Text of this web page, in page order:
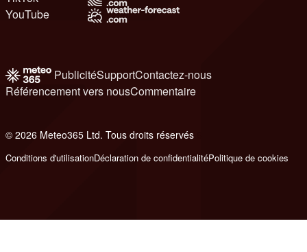
YouTube
PublicitéSupportContactez-nous
Référencement vers nousCommentaire
© 2026 Meteo365 Ltd. Tous droits réservés
Conditions d'utilisationDéclaration de confidentialitéPolitique de cookies